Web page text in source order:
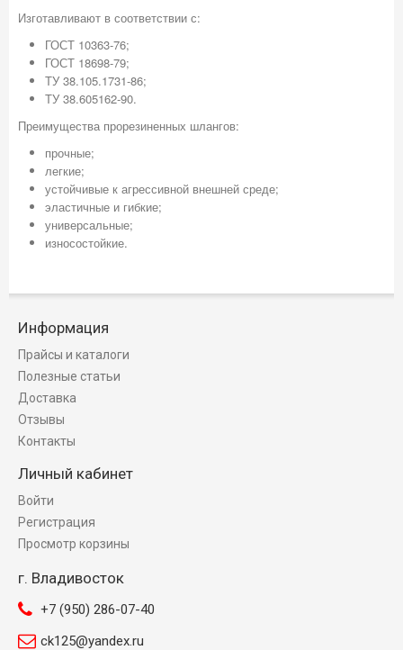
Изготавливают в соответствии с:
ГОСТ 10363-76;
ГОСТ 18698-79;
ТУ 38.105.1731-86;
ТУ 38.605162-90.
Преимущества прорезиненных шлангов:
прочные;
легкие;
устойчивые к агрессивной внешней среде;
эластичные и гибкие;
универсальные;
износостойкие.
Информация
Прайсы и каталоги
Полезные статьи
Доставка
Отзывы
Контакты
Личный кабинет
Войти
Регистрация
Просмотр корзины
г. Владивосток
+7 (950) 286-07-40
ck125@yandex.ru